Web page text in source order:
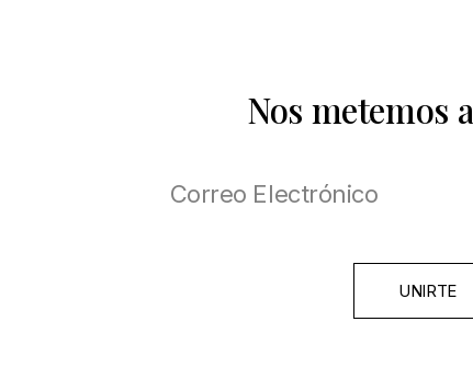
Nos metemos
UNIRTE